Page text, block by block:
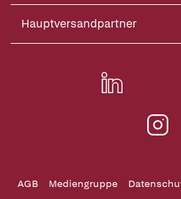
Hauptversandpartner
AGB Mediengruppe